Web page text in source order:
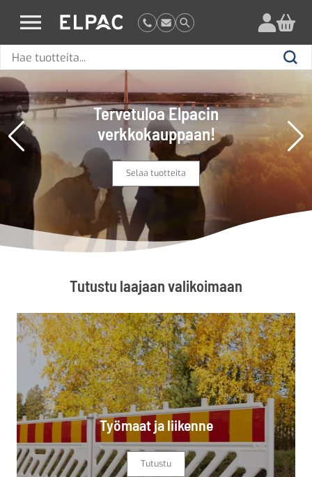
elpac.fi
Hae
tuotteita
Hae
Tervetuloa Elpacin
verkkokauppaan!
Selaa tuotteita
Tutustu laajaan valikoimaan
Työmaat ja liikenne
Tutustu